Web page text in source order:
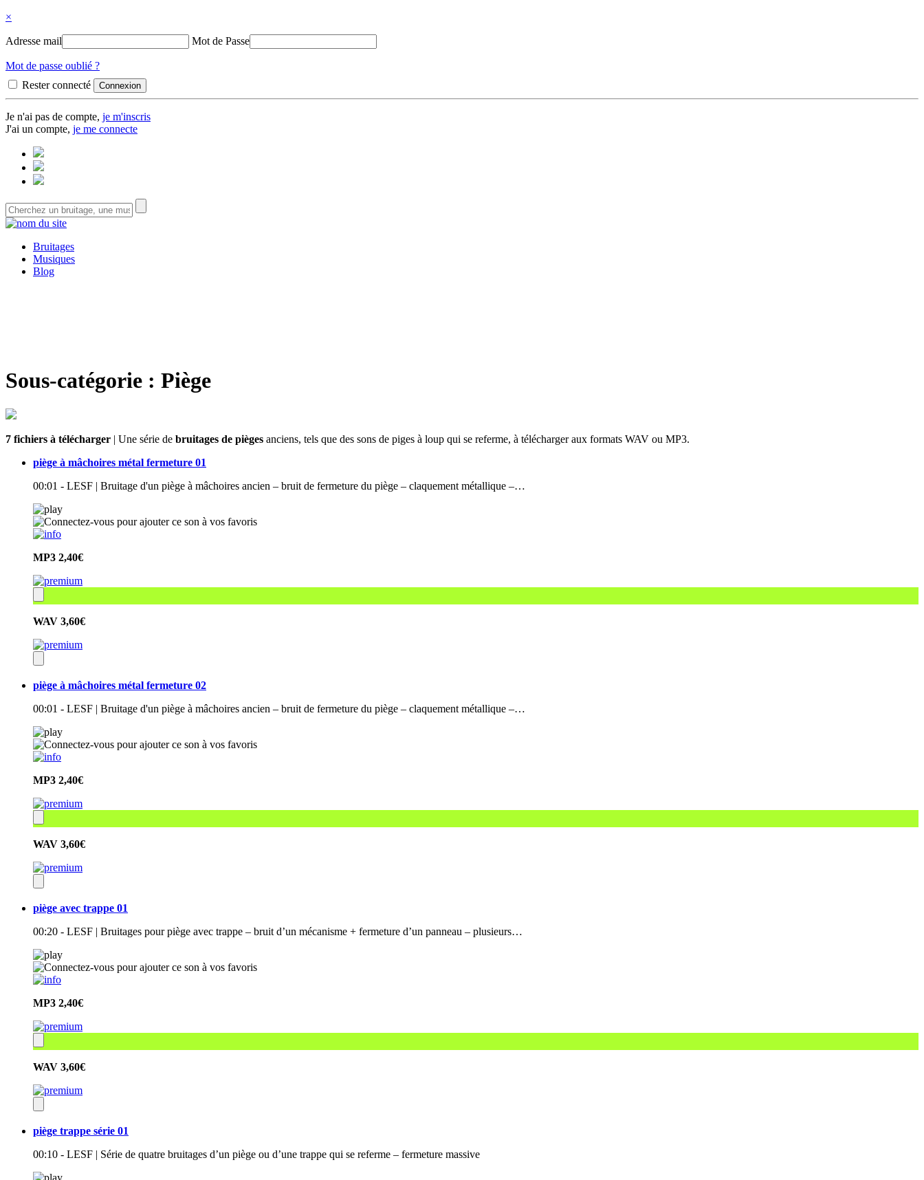
×
Adresse mail Mot de Passe
Mot de passe oublié ?
Rester connecté
Je n'ai pas de compte, je m'inscris
J'ai un compte, je me connecte
Bruitages
Musiques
Blog
Sous-catégorie : Piège
7 fichiers à télécharger | Une série de bruitages de pièges anciens, tels que des sons de piges à loup qui se referme, à télécharger aux formats WAV ou MP3.
piège à mâchoires métal fermeture 01
00:01 - LESF | Bruitage d'un piège à mâchoires ancien – bruit de fermeture du piège – claquement métallique –…
MP3 2,40€
WAV 3,60€
piège à mâchoires métal fermeture 02
00:01 - LESF | Bruitage d'un piège à mâchoires ancien – bruit de fermeture du piège – claquement métallique –…
MP3 2,40€
WAV 3,60€
piège avec trappe 01
00:20 - LESF | Bruitages pour piège avec trappe – bruit d’un mécanisme + fermeture d’un panneau – plusieurs…
MP3 2,40€
WAV 3,60€
piège trappe série 01
00:10 - LESF | Série de quatre bruitages d’un piège ou d’une trappe qui se referme – fermeture massive